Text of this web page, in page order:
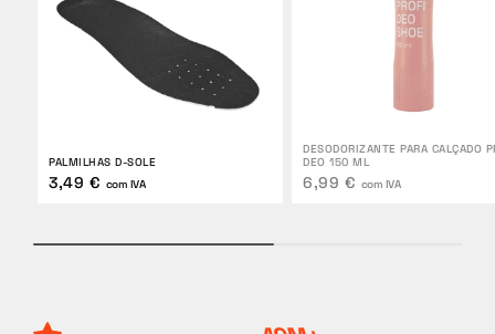
PALMILHAS D-SOLE
3,49 € com IVA
DESODORIZANTE PARA CALÇADO
DEO 150 ML
6,99 € com IVA